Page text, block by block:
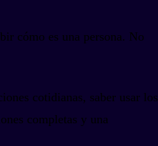
cómo es una persona. No
cotidianas, saber usar los
completas y una